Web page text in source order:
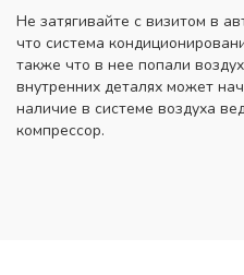
Не затягивайте с визитом в
что система
также что в нее попали
внутренних деталях может
наличие в системе воздуха
компрессор.